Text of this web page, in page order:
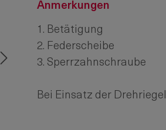
Anmerkungen
1. Betätigung
2. Federscheibe
3. Sperrzahnschraube
Bei Einsatz der